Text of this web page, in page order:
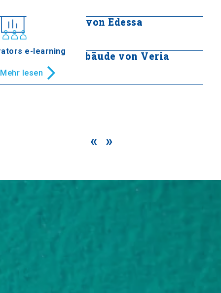
e-learning
Alte Hanffabrik von Edessa
Mehr lesen
Altes Gerichtsgebäude von Veria
Mehr lesen
« »